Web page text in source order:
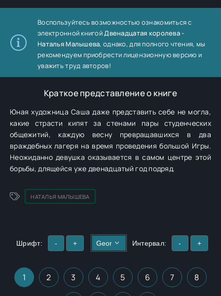
Воспользуйтесь возможностью ознакомиться с
электронной книгойДвенадцатая королева -
Наталья Малышева, однако, для полного чтения, мы
рекомендуем приобрести лицензионную версию и
уважить труд авторов!
Краткое представление о книге
Юная художница Саша даже представить себе не могла,
какие страсти кипят за стенами пары студенческих
общежитий, каждую весну превращавшихся в два
враждебных лагеря на время проведения большой Игры.
Неожиданно девушка оказывается в самом центре этой
борьбы, длящейся уже двенадцатый год подряд.
НАТАЛЬЯ МАЛЫШЕВА
Шрифт: - + Интервал: - +
1 2 3 4 5 6 7 8